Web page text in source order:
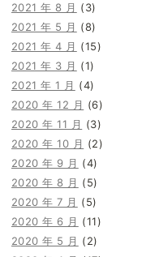
2021 年 8 月 (3)
2021 年 5 月 (8)
2021 年 4 月 (15)
2021 年 3 月 (1)
2021 年 1 月 (4)
2020 年 12 月 (6)
2020 年 11 月 (3)
2020 年 10 月 (2)
2020 年 9 月 (4)
2020 年 8 月 (5)
2020 年 7 月 (5)
2020 年 6 月 (11)
2020 年 5 月 (2)